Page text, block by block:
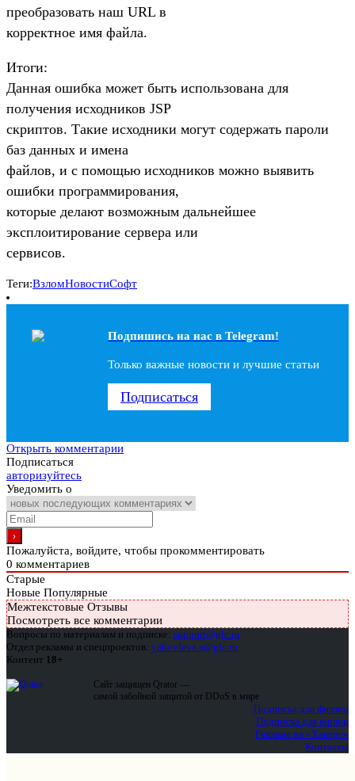
преобразовать наш URL в
корректное имя файла.
Итоги:
Данная ошибка может быть использована для
получения исходников JSP
скриптов. Такие исходники могут содержать пароли
баз данных и имена
файлов, и с помощью исходников можно выявить
ошибки программирования,
которые делают возможным дальнейшее
эксплоитирование сервера или
сервисов.
Теги:ВзломНовостиСофт
Подпишись на наc в Telegram!
Только важные новости и лучшие статьи
Подписаться
Открыть комментарии
Подписаться
авторизуйтесь
Уведомить о
Пожалуйста, войдите, чтобы прокомментировать
0 комментариев
Старые
Новые Популярные
Межтекстовые Отзывы
Посмотреть все комментарии
Вопросы по материалам и подписке: support@glc.ru
Отдел рекламы и спецпроектов: yakovleva.a@glc.ru
Контент 18+
Сайт защищен Qrator —
самой забойной защитой от DDoS в мире
Подписка для физлиц
Подписка для юрлиц
Реклама на «Хакере»
Контакты